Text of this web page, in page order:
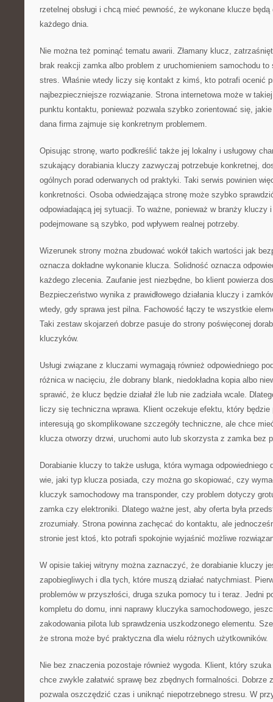
rzetelnej obsługi i chcą mieć pewność, że wykonane klucze będą
każdego dnia.
Nie można też pominąć tematu awarii. Złamany klucz,
brak reakcji zamka albo problem z uruchomieniem samochodu to
stres. Właśnie wtedy liczy się kontakt z kimś, kto potrafi ocenić
najbezpieczniejsze rozwiązanie. Strona internetowa może w
punktu kontaktu, ponieważ pozwala szybko zorientować się,
dana firma zajmuje się konkretnym problemem.
Opisując stronę, warto podkreślić także jej lokalny i usługowy
szukający dorabiania kluczy zazwyczaj potrzebuje konkretnej,
ogólnych porad oderwanych od praktyki. Taki serwis powinien
konkretności. Osoba odwiedzająca stronę może szybko
odpowiadającą jej sytuacji. To ważne, ponieważ w branży kluczy
podejmowane są szybko, pod wpływem realnej potrzeby.
Wizerunek strony można zbudować wokół takich wartości jak
oznacza dokładne wykonanie klucza. Solidność oznacza
każdego zlecenia. Zaufanie jest niezbędne, bo klient powierza
Bezpieczeństwo wynika z prawidłowego działania kluczy i
wtedy, gdy sprawa jest pilna. Fachowość łączy te wszystkie
Taki zestaw skojarzeń dobrze pasuje do strony poświęconej
kluczyków.
Usługi związane z kluczami wymagają również odpowiedniego
różnica w nacięciu, źle dobrany blank, niedokładna kopia albo
sprawić, że klucz będzie działał źle lub nie zadziała wcale.
liczy się techniczna wprawa. Klient oczekuje efektu, który będzie
interesują go skomplikowane szczegóły techniczne, ale chce
klucza otworzy drzwi, uruchomi auto lub skorzysta z zamka bez
Dorabianie kluczy to także usługa, która wymaga
wie, jaki typ klucza posiada, czy można go skopiować, czy
kluczyk samochodowy ma transponder, czy problem dotyczy
zamka czy elektroniki. Dlatego ważne jest, aby oferta była
zrozumiały. Strona powinna zachęcać do kontaktu, ale
stronie jest ktoś, kto potrafi spokojnie wyjaśnić możliwe
W opisie takiej witryny można zaznaczyć, że dorabianie kluczy
zapobiegliwych i dla tych, które muszą działać natychmiast.
problemów w przyszłości, druga szuka pomocy tu i teraz. Jedni
kompletu do domu, inni naprawy kluczyka samochodowego,
zakodowania pilota lub sprawdzenia uszkodzonego elementu.
że strona może być praktyczna dla wielu różnych użytkowników.
Nie bez znaczenia pozostaje również wygoda. Klient, który
chce zwykle załatwić sprawę bez zbędnych formalności. Dobrze
pozwala oszczędzić czas i uniknąć niepotrzebnego stresu. W